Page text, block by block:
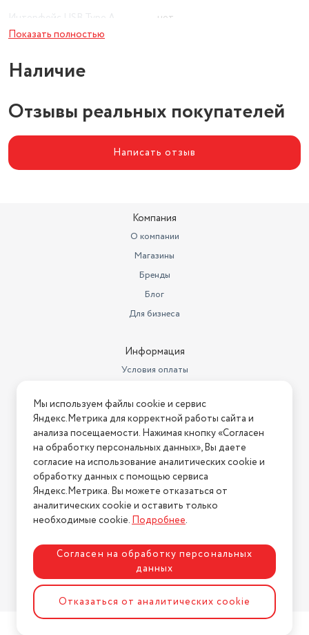
нет
Показать полностью
Наличие
Отзывы реальных покупателей
Написать отзыв
Компания
О компании
Магазины
Бренды
Блог
Для бизнеса
Информация
Условия оплаты
Условия возврата
Нашли ошибку на сайте? Напишите нам
2026 © Интернет-магазин "АстМаркет". У нас есть всё!
Политика конфиденциальности
Разработка сайтаASTDESIGN
Мы используем файлы cookie и сервис
Яндекс.Метрика для корректной работы сайта и
анализа посещаемости. Нажимая кнопку «Согласен
на обработку персональных данных», Вы даете
согласие на использование аналитических cookie и
обработку данных с помощью сервиса
Яндекс.Метрика. Вы можете отказаться от
аналитических cookie и оставить только
необходимые cookie.Подробнее.
Согласен на обработку персональных
данных
Отказаться от аналитических cookie